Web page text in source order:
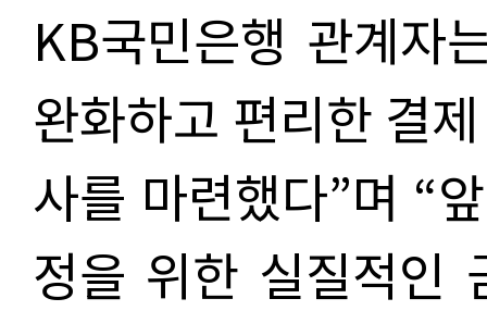
KB국민은행 관계자
완화하고 편리한 결
사를 마련했다”며 “
정을 위한 실질적인